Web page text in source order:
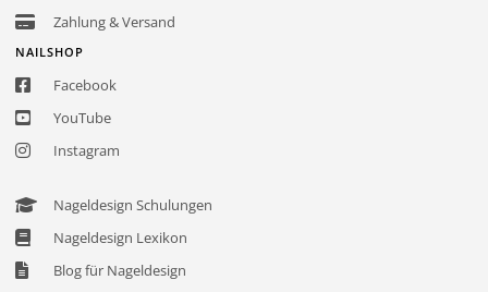
Zahlung & Versand
NAILSHOP
Facebook
YouTube
Instagram
Nageldesign Schulungen
Nageldesign Lexikon
Blog für Nageldesign